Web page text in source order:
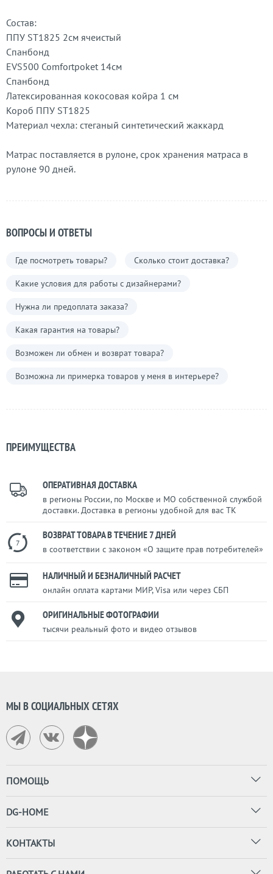
Состав:
ППУ ST1825 2см ячеистый
Спанбонд
EVS500 Comfortpoket 14см
Спанбонд
Латексированная кокосовая койра 1 см
Короб ППУ ST1825
Материал чехла: стеганый синтетический жаккард
Матрас поставляется в рулоне, срок хранения матраса в
рулоне 90 дней.
ВОПРОСЫ И ОТВЕТЫ
Где посмотреть товары? Сколько стоит доставка?
Какие условия для работы с дизайнерами?
Нужна ли предоплата заказа?
Какая гарантия на товары?
Возможен ли обмен и возврат товара?
Возможна ли примерка товаров у меня в интерьере?
ПРЕИМУЩЕСТВА
ОПЕРАТИВНАЯ ДОСТАВКА
в регионы России, по Москве и МО собственной службой
доставки. Доставка в регионы удобной для вас ТК
7
ВОЗВРАТ ТОВАРА В ТЕЧЕНИЕ 7 ДНЕЙ
в соответствии с законом «О защите прав потребителей»
НАЛИЧНЫЙ И БЕЗНАЛИЧНЫЙ РАСЧЕТ
онлайн оплата картами МИР, Visa или через СБП
ОРИГИНАЛЬНЫЕ ФОТОГРАФИИ
тысячи реальный фото и видео отзывов
МЫ В СОЦИАЛЬНЫХ СЕТЯХ
ПОМОЩЬ
DG-HOME
КОНТАКТЫ